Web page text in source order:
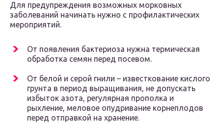
Для предупреждения возможных морковных
заболеваний начинать нужно с профилактических
мероприятий.
От появления бактериоза нужна термическая
обработка семян перед посевом.
От белой и серой гнили – известкование кислого
грунта в период выращивания, не допускать
избыток азота, регулярная прополка и
рыхление, меловое опудривание корнеплодов
перед отправкой на хранение.